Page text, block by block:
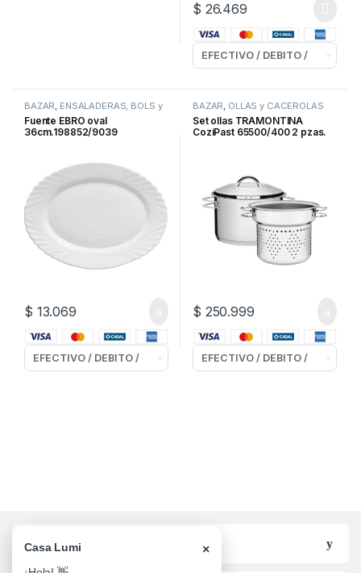
$ 26.469
BAZAR, ENSALADERAS, BOLS y
CONTENEDORES
Fuente EBRO oval
36cm.198852/9039
$ 13.069
BAZAR, OLLAS y CACEROLAS
Set ollas TRAMONTINA
CoziPast 65500/400 2 pzas.
$ 250.999
Categorias
Casa Lumi ×